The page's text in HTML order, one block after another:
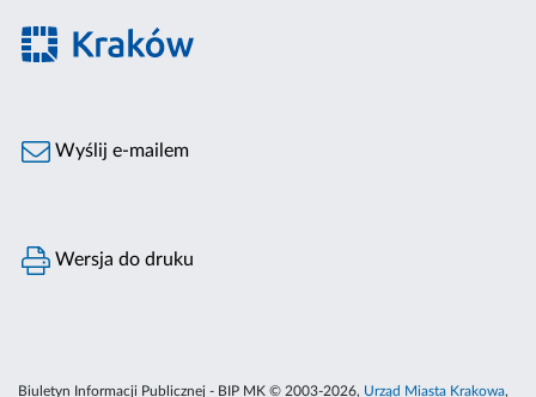
Wyślij e-mailem
Wersja do druku
Biuletyn Informacji Publicznej - BIP MK © 2003-2026, Urząd Miasta Krakowa,